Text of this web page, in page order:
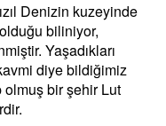
Denizin kuzeyinde
biliniyor,
Yaşadıkları
diye bildiğimiz
bir şehir Lut